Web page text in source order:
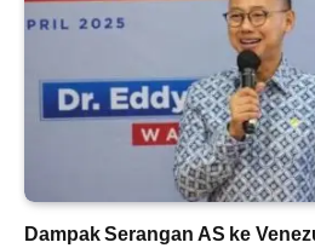
Dampak Serangan AS ke